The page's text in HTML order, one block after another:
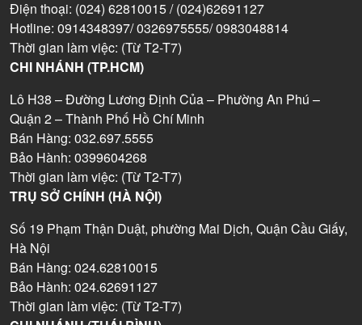
Điện thoại: (024) 62810015 / (024)62691127
Hotline: 0914348397/ 0326975555/ 0983048814
Thời gian làm việc: (Từ T2-T7)
CHI NHÁNH (TP.HCM)
Lô H38 – Đường Lương Định Của – Phường An Phú –
Quận 2 – Thành Phố Hồ Chí Minh
Bán Hàng: 032.697.5555
Bảo Hành: 0399604268
Thời gian làm việc: (Từ T2-T7)
TRỤ SỞ CHÍNH (HÀ NỘI)
Số 19 Phạm Thận Duật, phường Mai Dịch, Quận Cầu Giấy,
Hà Nội
Bán Hàng: 024.62810015
Bảo Hành: 024.62691127
Thời gian làm việc: (Từ T2-T7)